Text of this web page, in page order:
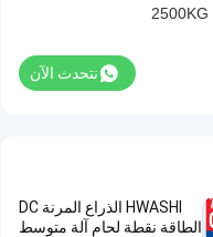
نتحدث الآن
HWASHI الذراع المرنة DC
الطاقة نقطة لحام آلة متوسط